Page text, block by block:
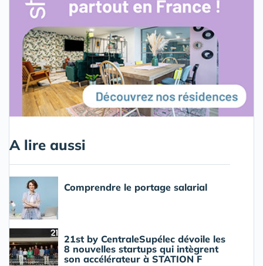
A lire aussi
Comprendre le portage salarial
21st by CentraleSupélec dévoile les
8 nouvelles startups qui intègrent
son accélérateur à STATION F